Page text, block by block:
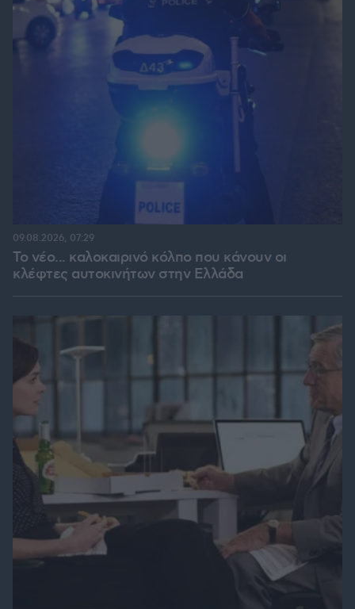
Το νέο... καλοκαιρινό κόλπο που κάνουν οι
κλέφτες αυτοκινήτων στην Ελλάδα
09.08.2026, 07:29